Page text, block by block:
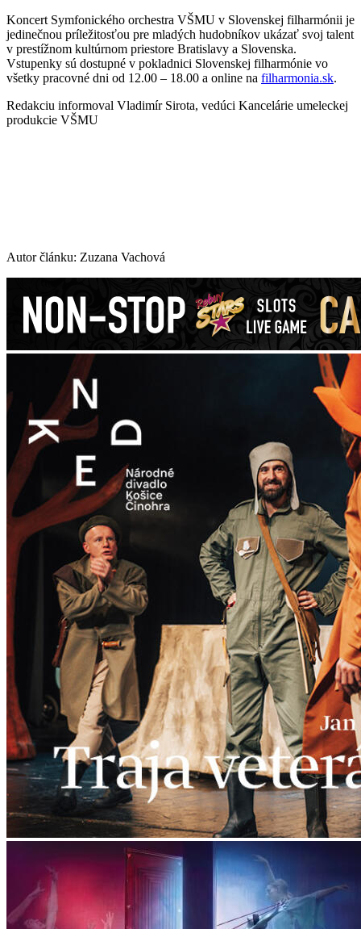
Koncert Symfonického orchestra VŠMU v Slovenskej filharmónii je
jedinečnou príležitosťou pre mladých hudobníkov ukázať svoj talent
v prestížnom kultúrnom priestore Bratislavy a Slovenska.
Vstupenky sú dostupné v pokladnici Slovenskej filharmónie vo
všetky pracovné dni od 12.00 – 18.00 a online na filharmonia.sk.
Redakciu informoval Vladimír Sirota, vedúci Kancelárie umeleckej
produkcie VŠMU
Autor článku: Zuzana Vachová